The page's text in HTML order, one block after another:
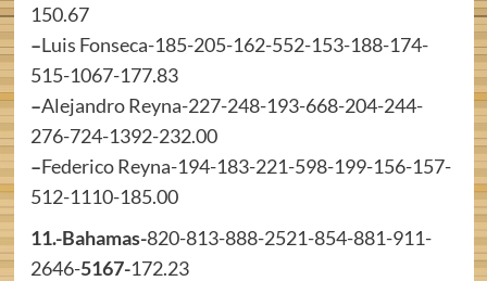
150.67
–Luis Fonseca-185-205-162-552-153-188-174-
515-1067-177.83
–Alejandro Reyna-227-248-193-668-204-244-
276-724-1392-232.00
–Federico Reyna-194-183-221-598-199-156-157-
512-1110-185.00
11.-Bahamas-820-813-888-2521-854-881-911-
2646-5167-172.23